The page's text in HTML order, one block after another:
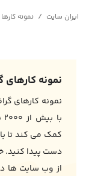
ایران سایت / نمونه کارها
نمونه
نمونه کارهای
کمک می کند تا
دست پیدا کنید.
از وب سایت ها